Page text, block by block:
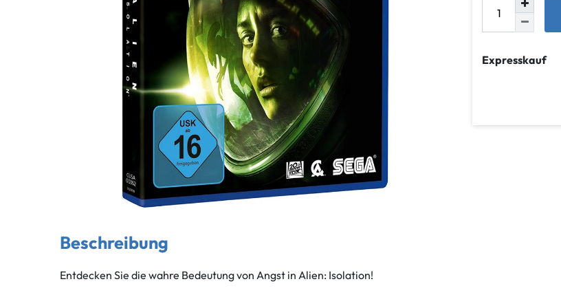
Expresskauf
Beschreibung
Entdecken Sie die wahre Bedeutung von Angst in Alien: Isolation!